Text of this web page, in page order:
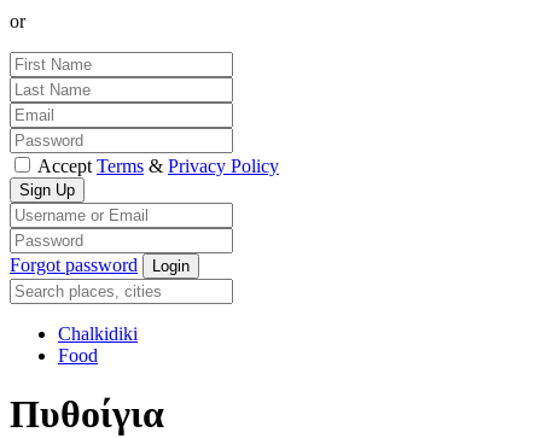
or
Accept Terms & Privacy Policy
Forgot password
Chalkidiki
Food
Πυθοίγια